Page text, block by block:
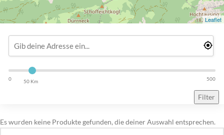
Leaflet
0 50 Km 500
Filter
Es wurden keine Produkte gefunden, die deiner Auswahl entsprechen.